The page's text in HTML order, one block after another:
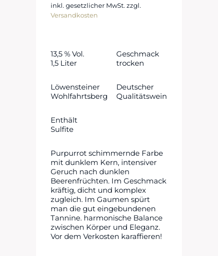
inkl. gesetzlicher MwSt. zzgl.
Versandkosten
13,5 % Vol.
1,5 Liter
Geschmack
trocken
Löwensteiner
Wohlfahrtsberg
Deutscher
Qualitätswein
Enthält
Sulfite
Purpurrot schimmernde Farbe
mit dunklem Kern, intensiver
Geruch nach dunklen
Beerenfrüchten. Im Geschmack
kräftig, dicht und komplex
zugleich. Im Gaumen spürt
man die gut eingebundenen
Tannine. harmonische Balance
zwischen Körper und Eleganz.
Vor dem Verkosten karaffieren!